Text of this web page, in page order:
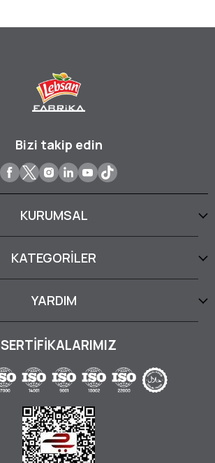
Bizi takip edin
KURUMSAL
KATEGORİLER
YARDIM
SERTİFİKALARIMIZ